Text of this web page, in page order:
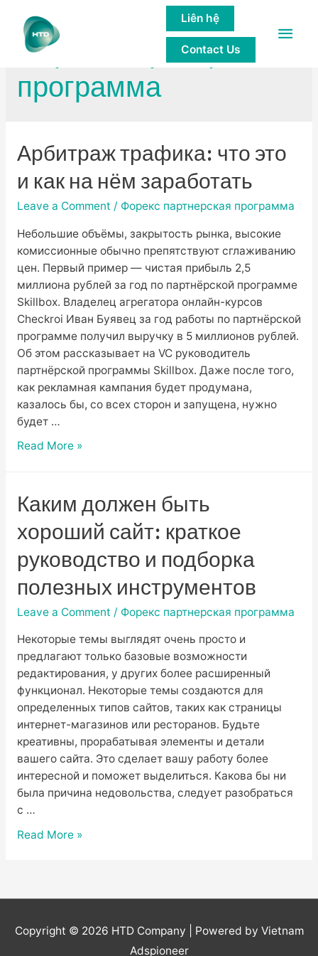
Main
Liên hệ
Contact Us
Форекс партнерская
программа
Арбитраж трафика: что это
и как на нём заработать
Leave a Comment / Форекс партнерская программа
Небольшие объёмы, закрытость рынка, высокие
комиссионные обычно препятствуют сглаживанию
цен. Первый пример — чистая прибыль 2,5
миллиона рублей за год по партнёрской программе
Skillbox. Владелец агрегатора онлайн-курсов
Checkroi Иван Буявец за год работы по партнёрской
программе получил выручку в 5 миллионов рублей.
Об этом рассказывает на VC руководитель
партнёрской программы Skillbox. Даже после того,
как рекламная кампания будет продумана,
казалось бы, со всех сторон и запущена, нужно
будет …
Арбитраж
это
и
как
нём
заработать
Read More »
Каким должен быть
хороший сайт: краткое
руководство и подборка
полезных инструментов
Leave a Comment / Форекс партнерская программа
Некоторые темы выглядят очень просто и
предлагают только базовые возможности
редактирования, у других более расширенный
функционал. Некоторые темы создаются для
определенных типов сайтов, таких как страницы
интернет-магазинов или ресторанов. Будьте
креативны, прорабатывая элементы и детали
вашего сайта. Это сделает вашу работу более
интересной и поможет выделиться. Какова бы ни
была причина недовольства, следует разобраться
с …
Каким
сайт:
руководство
Read More »
Copyright © 2026 HTD Company | Powered by Vietnam
Adspioneer